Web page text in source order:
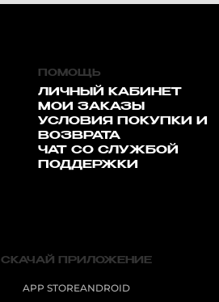
ПОМОЩЬ
ЛИЧНЫЙ КАБИНЕТ
МОИ ЗАКАЗЫ
УСЛОВИЯ ПОКУПКИ И
ВОЗВРАТА
ЧАТ СО СЛУЖБОЙ
ПОДДЕРЖКИ
СКАЧАЙ ПРИЛОЖЕНИЕ
APP STOREANDROID